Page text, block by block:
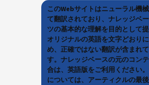
このWebサイトはニューラル機
て翻訳されており、ナレッジベ
ツの基本的な理解を目的として提
オリジナルの英語を文字どおり
め、正確ではない翻訳が含まれ
す。ナレッジベースの元のコン
合は、英語版をご利用ください
については、アーティクルの最